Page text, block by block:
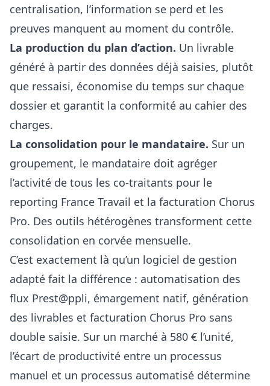
centralisation, l’information se perd et les
preuves manquent au moment du contrôle.
La production du plan d’action. Un livrable
généré à partir des données déjà saisies, plutôt
que ressaisi, économise du temps sur chaque
dossier et garantit la conformité au cahier des
charges.
La consolidation pour le mandataire. Sur un
groupement, le mandataire doit agréger
l’activité de tous les co-traitants pour le
reporting France Travail et la facturation Chorus
Pro. Des outils hétérogènes transforment cette
consolidation en corvée mensuelle.
C’est exactement là qu’un logiciel de gestion
adapté fait la différence : automatisation des
flux Prest@ppli, émargement natif, génération
des livrables et facturation Chorus Pro sans
double saisie. Sur un marché à 580 € l’unité,
l’écart de productivité entre un processus
manuel et un processus automatisé détermine